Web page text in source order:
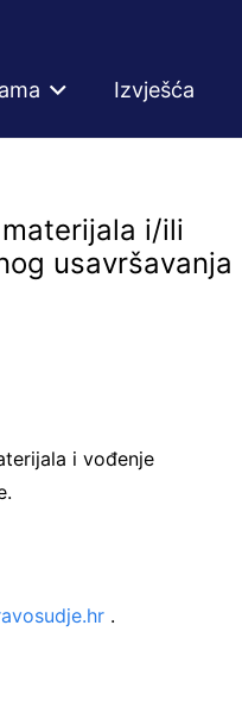
Izvješća
i/ili
usavršavanja
i vođenje
.